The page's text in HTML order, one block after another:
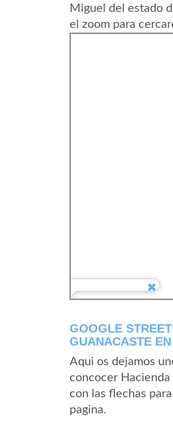
Miguel del estado
el zoom para
GOOGLE
GUANACASTE
Aqui os dejamos
concocer
con las flechas
pagina.